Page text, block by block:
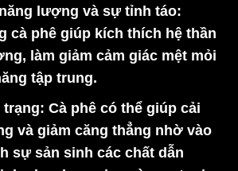
lượng và sự tỉnh táo:
cà phê giúp kích thích hệ thần
làm giảm cảm giác mệt mỏi
tập trung.
trạng: Cà phê có thể giúp cải
và giảm căng thẳng nhờ vào
sự sản sinh các chất dẫn